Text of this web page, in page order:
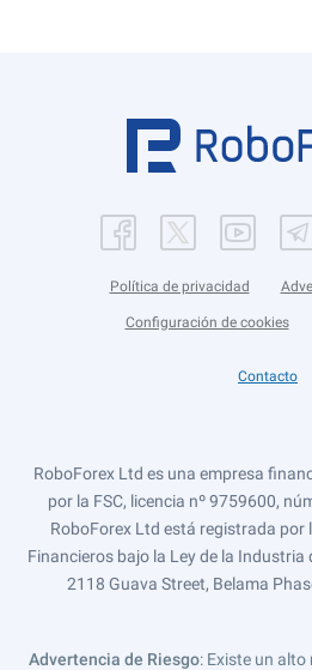
Política de privacidad
Configuración de cookies
Contacto
RoboForex Ltd es una empresa
por la FSC, licencia nº 9759600,
RoboForex Ltd está registrada por
Financieros bajo la Ley de la Industria
2118 Guava Street, Belama
Advertencia de Riesgo: Existe un alto